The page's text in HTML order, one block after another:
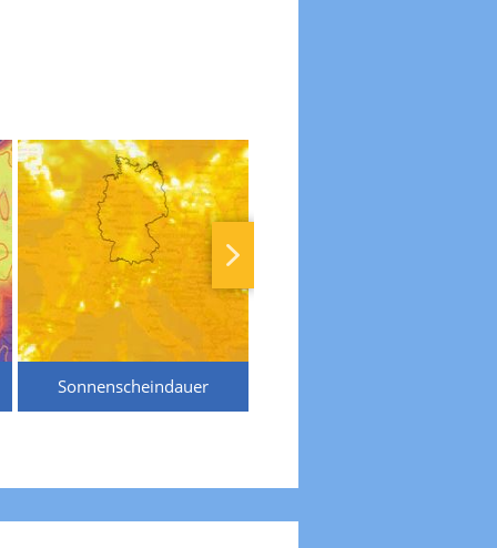
Sonnenscheindauer